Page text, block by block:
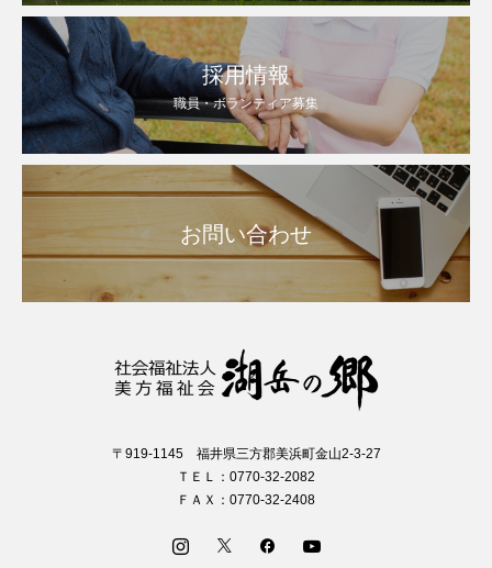
採用情報
職員・ボランティア募集
お問い合わせ
〒919-1145 福井県三方郡美浜町金山2-3-27
ＴＥＬ：0770-32-2082
ＦＡＸ：0770-32-2408